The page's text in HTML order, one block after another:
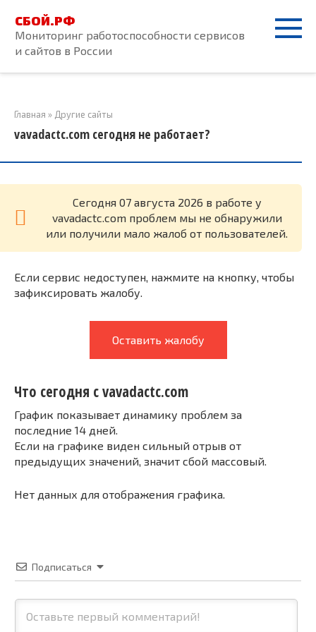
контенту
СБОЙ.РФ
Мониторинг работоспособности сервисов
и сайтов в России
Главная » Другие сайты
vavadactc.com сегодня не работает?
Cегодня 07 августа 2026 в работе у
vavadactc.com проблем мы не обнаружили
или получили мало жалоб от пользователей.
Если сервис недоступен, нажмите на кнопку, чтобы
зафиксировать жалобу.
Оставить жалобу
Что сегодня с vavadactc.com
График показывает динамику проблем за
последние 14 дней.
Если на графике виден сильный отрыв от
предыдущих значений, значит сбой массовый.
Нет данных для отображения графика.
Подписаться